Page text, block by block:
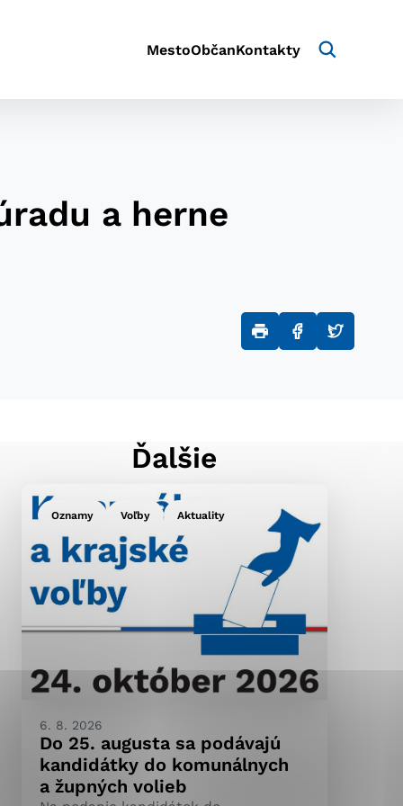
MestoObčanKontakty
a herne
Ďalšie
Oznamy Voľby Aktuality
6. 8. 2026
Do 25. augusta sa podávajú
kandidátky do komunálnych
a župných volieb
oblastiam webovej
stránku používajú,
anonymne a nie je